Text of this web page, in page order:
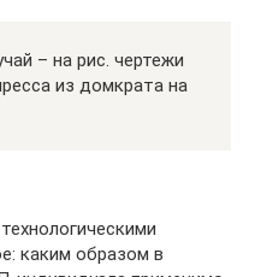
– на рис. чертежи
из домкрата на
каким образом в